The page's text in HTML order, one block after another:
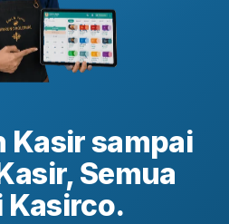
Kasir sampai
Semua
Kasirco.